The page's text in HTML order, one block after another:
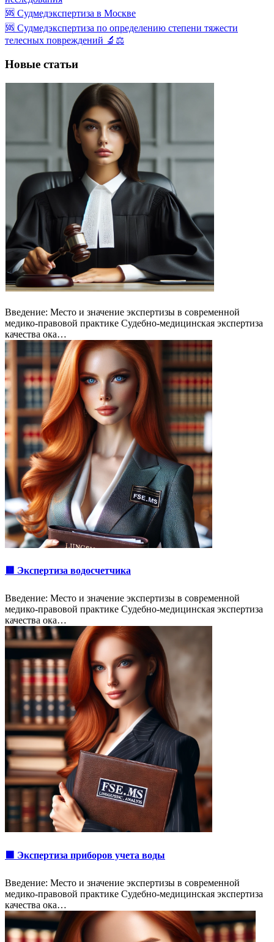
🆘 Судмедэкспертиза в Москве
🆘 Судмедэкспертиза по определению степени тяжести
телесных повреждений 🔬⚖️
Новые статьи
Введение: Место и значение экспертизы в современной
медико-правовой практике Судебно-медицинская экспертиза
качества ока…
🟥 Экспертиза водосчетчика
Введение: Место и значение экспертизы в современной
медико-правовой практике Судебно-медицинская экспертиза
качества ока…
🟩 Экспертиза приборов учета воды
Введение: Место и значение экспертизы в современной
медико-правовой практике Судебно-медицинская экспертиза
качества ока…